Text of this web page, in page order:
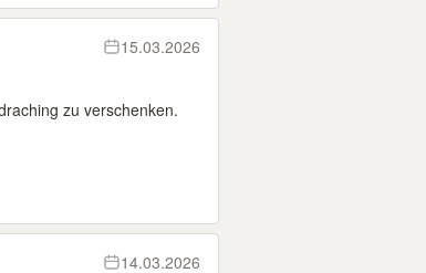
15.03.2026
zu verschenken.
14.03.2026